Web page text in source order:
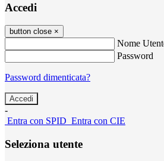
Accedi
button close ×
Nome
Password
Password dimenticata?
-
Entra con SPID Entra con CIE
Seleziona utente